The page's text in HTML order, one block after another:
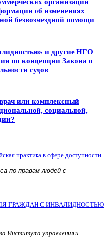
организаций
об изменениях
безвозмездной помощи
и другие НГО
по концепции Закона о
судов
или комплексный
социальной,
практика в сфере доступности
по правам людей с
ГРАЖДАН С ИНВАЛИДНОСТЬЮ
Института управления и